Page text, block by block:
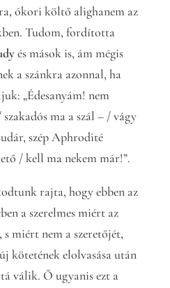
ókori költő alighanem az
Tudom, fordította
és mások is, ám mégis
a szánkra azonnal, ha
„Édesanyám! nem
ma a szál – / vágy
szép Aphrodité
/ kell ma nekem már!”.
rajta, hogy ebben az
a szerelmes miért az
miért nem a szeretőjét,
kötetének elolvasása után
válik. Ő ugyanis ezt a